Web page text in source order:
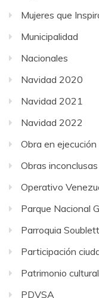
Mujeres que
Municipalidad
Nacionales
Navidad 2020
Navidad 2021
Navidad 2022
Obra en ejecución
Obras inconclusas
Operativo
Parque Nacional
Parroquia
Participación
Patrimonio cultural
PDVSA